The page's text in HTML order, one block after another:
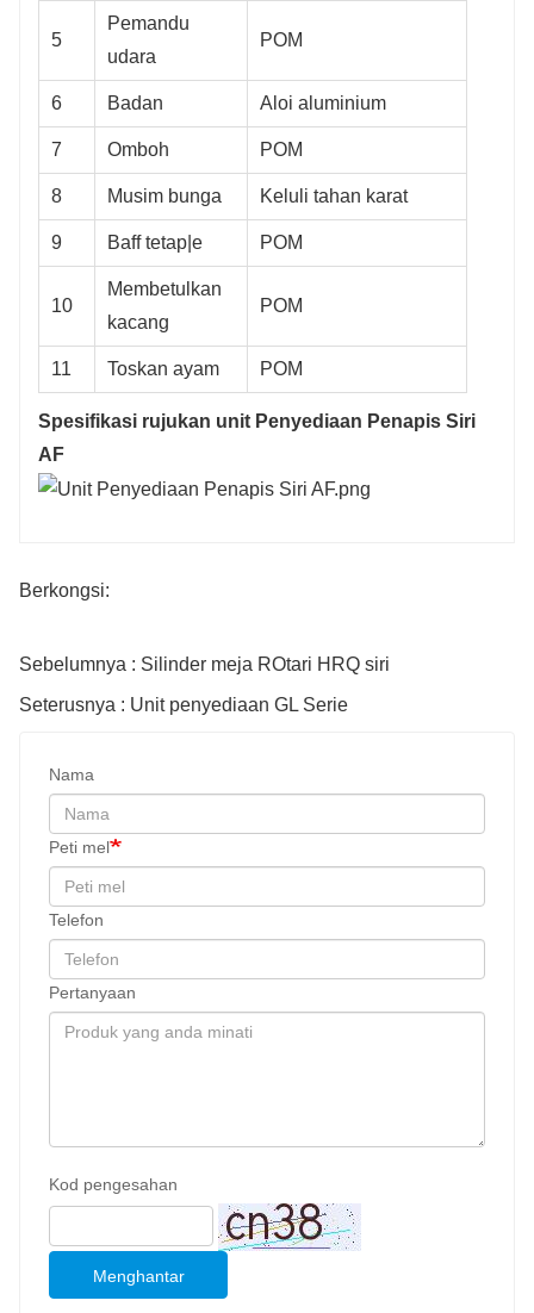
5
Pemandu
udara
POM
6 Badan Aloi aluminium
7 Omboh POM
8 Musim bunga Keluli tahan karat
9 Baff tetap|e POM
10
Membetulkan
kacang
POM
11 Toskan ayam POM
Spesifikasi rujukan unit Penyediaan Penapis Siri
AF
Berkongsi:
Sebelumnya : Silinder meja ROtari HRQ siri
Seterusnya : Unit penyediaan GL Serie
Nama
Peti mel
Telefon
Pertanyaan
Kod pengesahan
Menghantar